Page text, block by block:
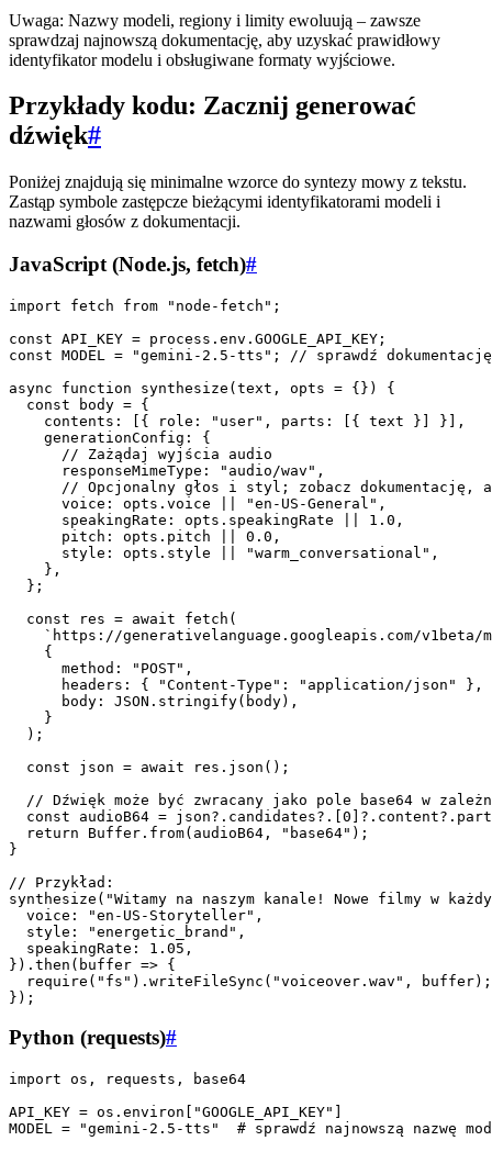
Uwaga: Nazwy modeli, regiony i limity ewoluują – zawsze
sprawdzaj najnowszą dokumentację, aby uzyskać prawidłowy
identyfikator modelu i obsługiwane formaty wyjściowe.
Przykłady kodu: Zacznij generować
dźwięk#
Poniżej znajdują się minimalne wzorce do syntezy mowy z tekstu.
Zastąp symbole zastępcze bieżącymi identyfikatorami modeli i
nazwami głosów z dokumentacji.
JavaScript (Node.js, fetch)#
import fetch from "node-fetch";
const API_KEY = process.env.GOOGLE_API_KEY;
const MODEL = "gemini-2.5-tts"; // sprawdź
async function synthesize(text, opts = {}) {
  const body = {
    contents: [{ role: "user", parts: [{ text }] }],
    generationConfig: {
      // Zażądaj wyjścia audio
      responseMimeType: "audio/wav",
// Opcjonalny głos i styl; zobacz dokumentację,
      voice: opts.voice || "en-US-General",
      speakingRate: opts.speakingRate || 1.0,
      pitch: opts.pitch || 0.0,
      style: opts.style || "warm_conversational",
    },
  };
  const res = await fetch(
`https://generativelanguage.googleapis.com/
    {
      method: "POST",
      headers: { "Content-Type": "application/json" },
      body: JSON.stringify(body),
    }
  );
  const json = await res.json();
// Dźwięk może być zwracany jako pole base64 w
const audioB64 =
  return Buffer.from(audioB64, "base64");
}
// Przykład:
synthesize("Witamy na naszym kanale! Nowe filmy w
  voice: "en-US-Storyteller",
  style: "energetic_brand",
  speakingRate: 1.05,
}).then(buffer => {
  require("fs").writeFileSync("voiceover.wav", buffer);
Python (requests)#
import os, requests, base64
API_KEY = os.environ["GOOGLE_API_KEY"]
MODEL = "gemini-2.5-tts"  # sprawdź najnowszą nazwę